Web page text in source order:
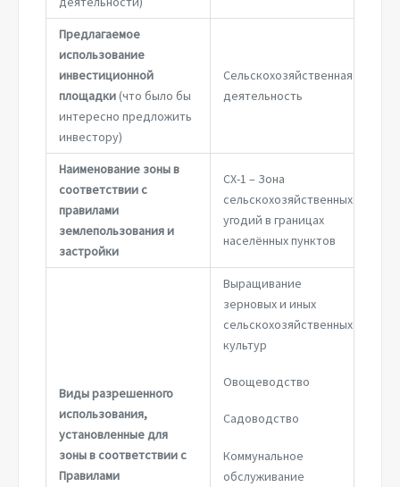
Предлагаемое
использование
инвестиционной
площадки(что было бы
интересно предложить
инвестору)
Сельскохозяйственная
деятельность
Наименование зоны в
соответствии с
правилами
землепользования и
застройки
СХ-1 – Зона
сельскохозяйственных
угодий в границах
населённых пунктов
Виды разрешенного
использования,
установленные для
зоны в соответствии с
Правилами
Выращивание
зерновых и иных
сельскохозяйственных
культур
Овощеводство
Садоводство
Коммунальное
обслуживание